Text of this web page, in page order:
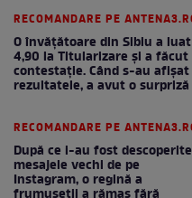
RECOMANDARE PE
O învățătoare din Sibiu a luat
4,90 la Titularizare și a făcut
contestație. Când s-au afișat
rezultatele, a avut o surpriză
RECOMANDARE PE
După ce i-au fost descoperite
mesajele vechi de pe
Instagram, o regină a